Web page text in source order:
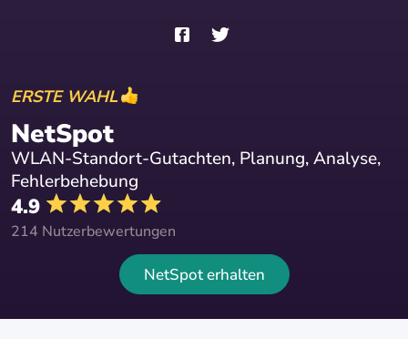
ERSTE WAHL
NetSpot
WLAN-Standort-Gutachten, Planung, Analyse,
Fehlerbehebung
4.9
214 Nutzerbewertungen
NetSpot erhalten